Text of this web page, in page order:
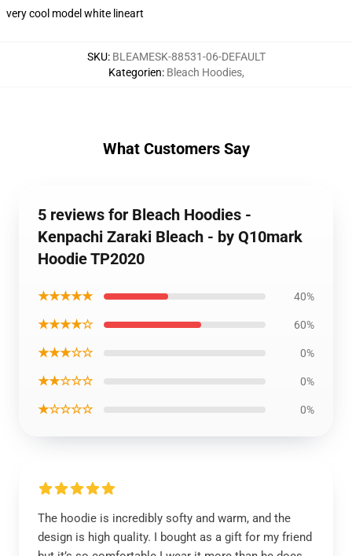
very cool model white lineart
SKU: BLEAMESK-88531-06-DEFAULT
Kategorien: Bleach Hoodies,
What Customers Say
5 reviews for Bleach Hoodies -
Kenpachi Zaraki Bleach - by Q10mark
Hoodie TP2020
★★★★★ 40%
★★★★☆ 60%
★★★☆☆ 0%
★★☆☆☆ 0%
★☆☆☆☆ 0%
The hoodie is incredibly softy and warm, and the
design is high quality. I bought as a gift for my friend